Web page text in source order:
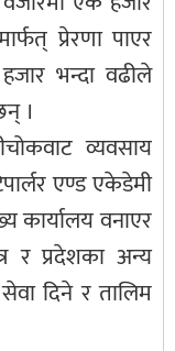
प्रेरणा पाएर
भन्दा वढीले
।
व्यवसाय
एण्ड एकेडेमी
कार्यालय वनाएर
र प्रदेशका अन्य
दिने र तालिम